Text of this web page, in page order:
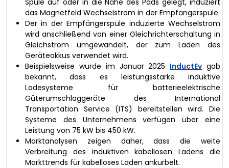
das Magnetfeld Wechselstrom in der Empfängerspule.
Der in der Empfängerspule induzierte Wechselstrom
wird anschließend von einer Gleichrichterschaltung in
Gleichstrom umgewandelt, der zum Laden des
Geräteakkus verwendet wird.
Beispielsweise wurde im Januar 2025 InductEv gab
bekannt, dass es leistungsstarke induktive
Ladesysteme für batterieelektrische
Güterumschlaggeräte des International
Transportation Service (ITS) bereitstellen wird. Die
Systeme des Unternehmens verfügen über eine
Leistung von 75 kW bis 450 kW.
Marktanalysen zeigen daher, dass die weite
Verbreitung des induktiven kabellosen Ladens die
Markttrends für kabelloses Laden ankurbelt.